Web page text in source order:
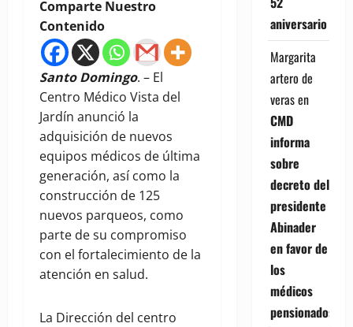
Comparte Nuestro
Contenido
Santo Domingo. – El
Centro Médico Vista del
Jardín anunció la
adquisición de nuevos
equipos médicos de última
generación, así como la
construcción de 125
nuevos parqueos, como
parte de su compromiso
con el fortalecimiento de la
atención en salud.
La Dirección del centro
aniversario
Margarita
artero de
verasen
CMD
informa
sobre
decreto del
presidente
Abinader
en favor de
los
médicos
pensionados